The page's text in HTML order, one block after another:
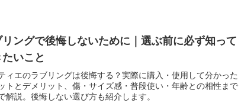
リングで後悔しないために｜選ぶ前に必ず知って
いこと
ィエのラブリングは後悔する？実際に購入・使用して分かった
トとデメリット、傷・サイズ感・普段使い・年齢との相性まで
解説。後悔しない選び方も紹介します。